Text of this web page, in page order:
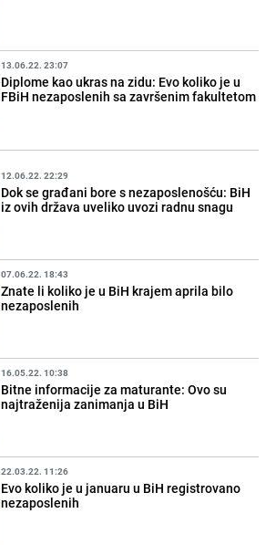
13.06.22. 23:07
Diplome kao ukras na zidu: Evo koliko je u
FBiH nezaposlenih sa završenim fakultetom
12.06.22. 22:29
Dok se građani bore s nezaposlenošću: BiH
iz ovih država uveliko uvozi radnu snagu
07.06.22. 18:43
Znate li koliko je u BiH krajem aprila bilo
nezaposlenih
16.05.22. 10:38
Bitne informacije za maturante: Ovo su
najtraženija zanimanja u BiH
22.03.22. 11:26
Evo koliko je u januaru u BiH registrovano
nezaposlenih